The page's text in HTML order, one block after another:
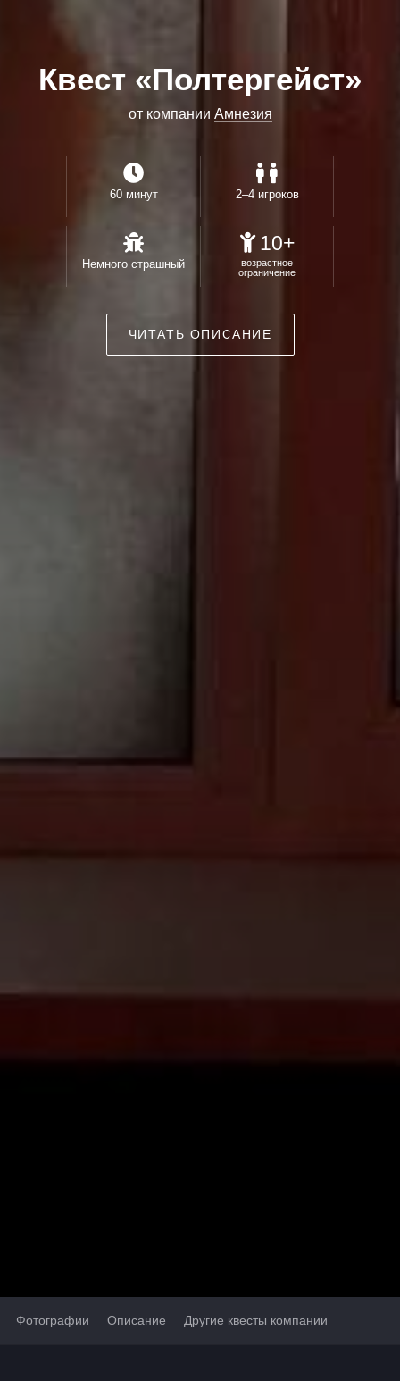
Квест «Полтергейст»
от компании Амнезия
60 минут 2–4 игроков
Немного страшный
10+
возрастное
ограничение
ЧИТАТЬ ОПИСАНИЕ
Фотографии Описание Другие квесты компании